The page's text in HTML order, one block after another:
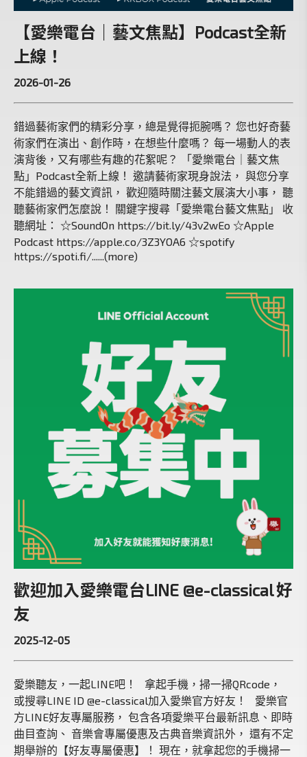
【愛樂電台｜藝文焦點】Podcast全新
上線！
2026-01-26
錯過藝術家們的精彩分享，總是覺得扼腕嗎？ 您也好奇藝
術家們在演出、創作時，在想些什麼嗎？ 每一場動人的表
演背後，又有哪些有趣的花絮呢？ 「愛樂電台｜藝文焦
點」Podcast全新上線！ 邀請藝術家現身說法， 與您分享
不能錯過的藝文資訊， 歡迎隨時關注藝文展演大小事， 聽
聽藝術家們怎麼說！ 關鍵字搜尋「愛樂電台藝文焦點」 收
聽網址： ☆SoundOn https://bit.ly/43v2wEo ☆Apple
Podcast https://apple.co/3Z3YOA6 ☆spotify
https://spoti.fi/......(more)
歡迎加入愛樂電台LINE @e-classical 好
友
2025-12-05
愛樂聽友，一起LINE吧！ 拿起手機，掃一掃QRcode，
或搜尋LINE ID @e-classical加入愛樂官方好友！ 愛樂官
方LINE好友專屬服務， 包含各項愛樂平台最新訊息、即時
曲目查詢、 音樂會專屬優惠及古典音樂資訊外， 還有不定
期舉辦的【好友專屬優惠】！ 現在，就拿起您的手機掃一